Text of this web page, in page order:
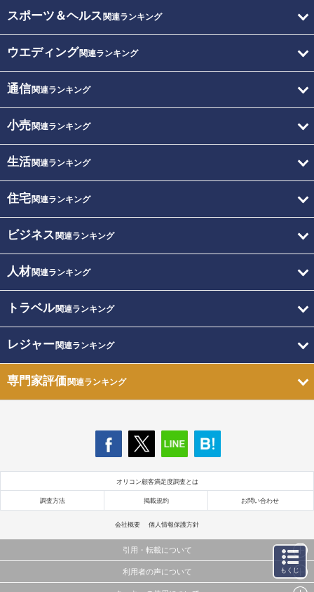
スポーツ＆ヘルス 関連ランキング
ウエディング関連ランキング
通信関連ランキング
小売関連ランキング
生活関連ランキング
住宅関連ランキング
ビジネス 関連ランキング
人材関連ランキング
トラベル関連ランキング
レジャー関連ランキング
専門家評価関連ランキング
オリコン顧客満足度調査とは
調査方法 掲載規約 お問い合わせ
会社概要 個人情報保護方針
引用・転載について
当サイトで公開されている情報（文字、写真、イラスト、画像データ等）及びこれらの配置・
利用者の声について もくじ